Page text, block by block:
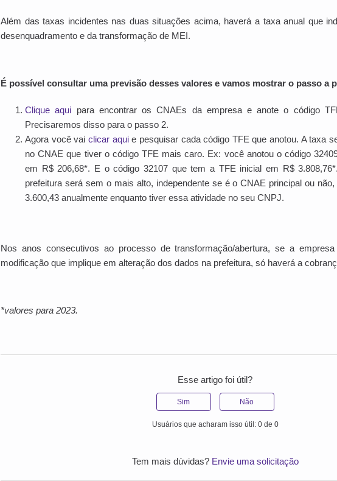
Além das taxas incidentes nas duas situações acima, haverá a taxa anual que
desenquadramento e da transformação de MEI.
É possível consultar uma previsão desses valores e vamos mostrar o passo a
Clique aqui para encontrar os CNAEs da empresa e anote o código
Precisaremos disso para o passo 2.
Agora você vaiclicar aquie pesquisar cada código TFE que anotou. A taxa
no CNAE que tiver o código TFE mais caro. Ex: você anotou o código
em R$ 206,68*. E o código 32107 que tem a TFE inicial em R$
prefeitura será sem o mais alto, independente se é o CNAE principal ou
3.600,43 anualmente enquanto tiver essa atividade no seu CNPJ.
Nos anos consecutivos ao processo de transformação/abertura, se a
modificação que implique em alteração dos dados na prefeitura, só haverá a
*valores para 2023.
Esse artigo foi útil?
Sim Não
Usuários que acharam isso útil: 0 de 0
Tem mais dúvidas? Envie uma solicitação